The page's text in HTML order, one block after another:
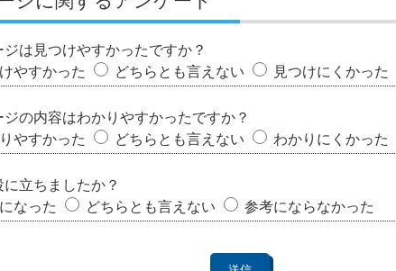
ジは見つけやすかったですか？
やすかった
どちらとも言えない 見つけにくかった
ジの内容はわかりやすかったですか？
やすかった
どちらとも言えない わかりにくかった
立ちましたか？
なった
どちらとも言えない 参考にならなかった